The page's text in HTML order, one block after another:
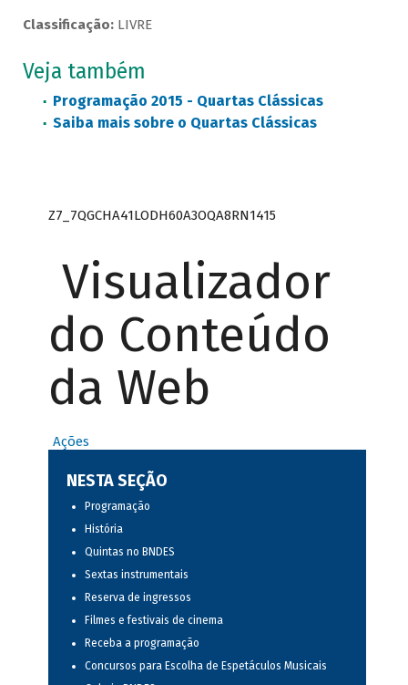
Classificação:LIVRE
Veja também
Programação 2015 - Quartas Clássicas
Saiba mais sobre o Quartas Clássicas
Z7_7QGCHA41LODH60A3OQA8RN1415
Visualizador
do Conteúdo
da Web
Ações
NESTA SEÇÃO
Programação
História
Quintas no BNDES
Sextas instrumentais
Reserva de ingressos
Filmes e festivais de cinema
Receba a programação
Concursos para Escolha de Espetáculos Musicais